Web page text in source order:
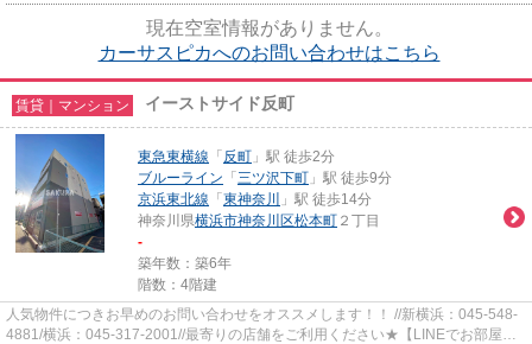
現在空室情報がありません。
カーサスピカへのお問い合わせはこちら
賃貸｜マンション イーストサイド反町
東急東横線 「 反町 」駅 徒歩2分
ブルーライン 「 三ツ沢下町 」駅 徒歩9分
京浜東北線 「 東神奈川
」駅 徒歩14分
神奈川県横浜市神奈川区松本町 ２丁目
-
築年数：築6年
階数：4階建
人気物件につきお早めのお問い合わせをオススメします！！ //新横浜：045-548-
4881/横浜：045-317-2001//最寄りの店舗をご利用ください★【LINEでお部屋探